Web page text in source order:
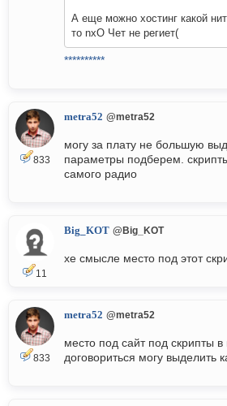
А еще можно хостинг какой
то nxO Чет не региет(
**********
833
metra52 @metra52
могу за плату не большую
параметры подберем.
самого радио
11
Big_KOT @Big_KOT
хе смысле место под этот
833
metra52 @metra52
место под сайт под скрипты
договориться могу выделить